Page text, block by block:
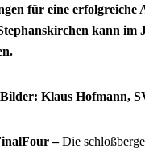
für eine
kann im
Klaus Hofmann,
–Die